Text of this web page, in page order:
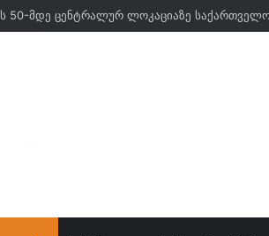
მდე ცენტრალურ ლოკაციაზე